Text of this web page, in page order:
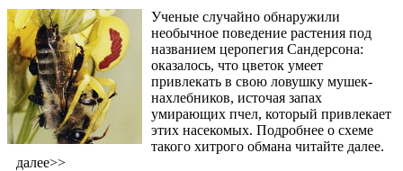
Ученые случайно обнаружили
необычное поведение растения под
названием церопегия Сандерсона:
оказалось, что цветок умеет
привлекать в свою ловушку мушек-
нахлебников, источая запах
умирающих пчел, который привлекает
этих насекомых. Подробнее о схеме
такого хитрого обмана читайте далее.
далее>>